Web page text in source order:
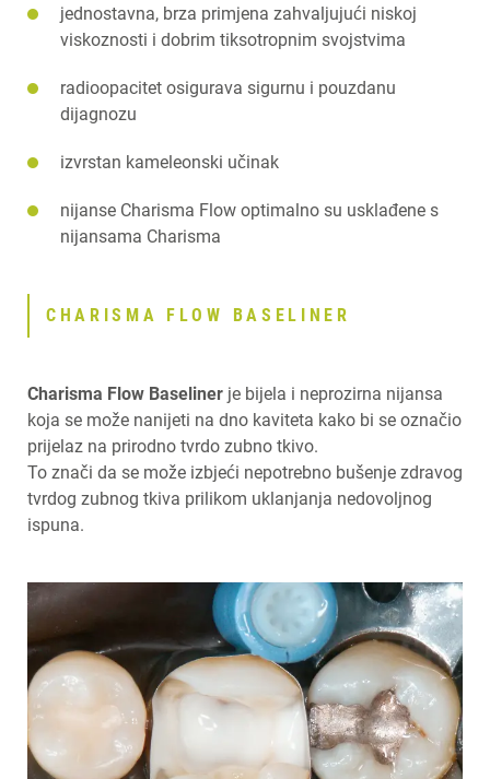
DOWNLOADS
KONTAKT
jednostavna, brza primjena zahvaljujući niskoj
viskoznosti i dobrim tiksotropnim svojstvima
radioopacitet osigurava sigurnu i pouzdanu
dijagnozu
izvrstan kameleonski učinak
nijanse Charisma Flow optimalno su usklađene s
nijansama Charisma
CHARISMA FLOW BASELINER
Charisma Flow Baseliner je bijela i neprozirna nijansa
koja se može nanijeti na dno kaviteta kako bi se označio
prijelaz na prirodno tvrdo zubno tkivo.
To znači da se može izbjeći nepotrebno bušenje zdravog
tvrdog zubnog tkiva prilikom uklanjanja nedovoljnog
ispuna.